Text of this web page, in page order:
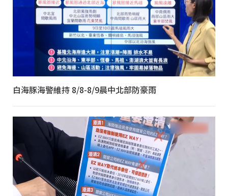
白海豚海警維持 8/8-8/9晨中北部防豪雨